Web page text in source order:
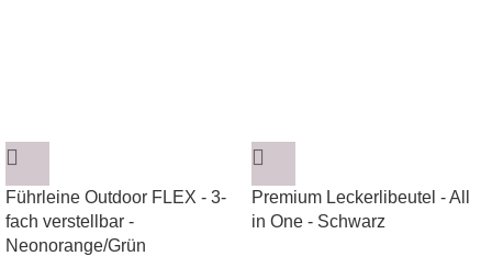
Führleine Outdoor FLEX - 3-
fach verstellbar -
Neonorange/Grün
Premium Leckerlibeutel - All
in One - Schwarz